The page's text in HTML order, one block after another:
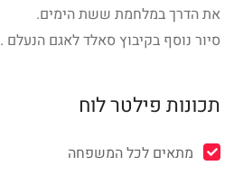
את הדרך במלחמת ששת הימים.
סיור נוסף בקיבוץ סאלד לאגם הנעלם .
תכונות פילטר לוח
מתאים לכל המשפחה